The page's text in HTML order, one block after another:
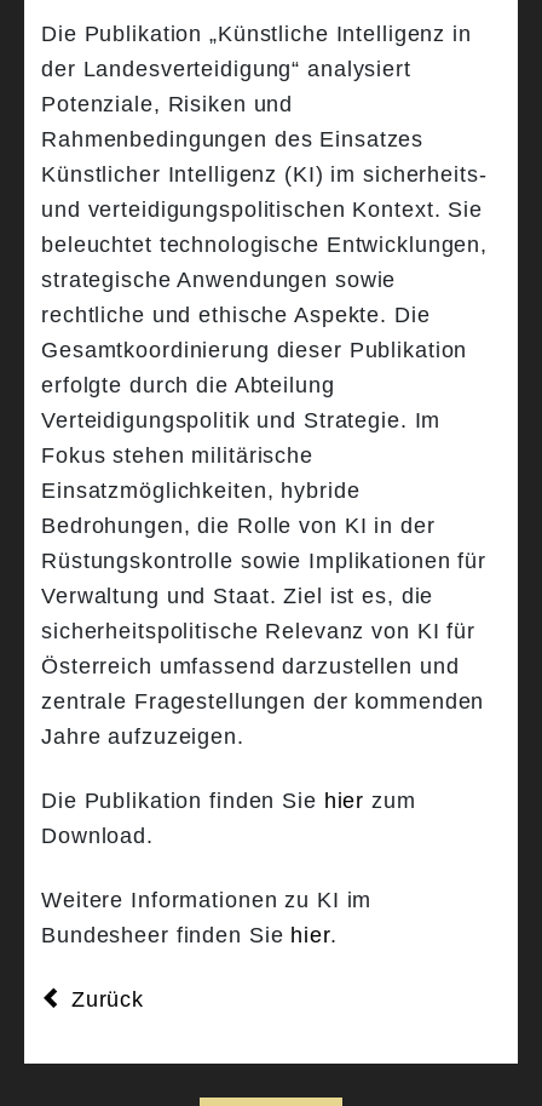
Die Publikation „Künstliche Intelligenz in
der Landesverteidigung“ analysiert
Potenziale, Risiken und
Rahmenbedingungen des Einsatzes
Künstlicher Intelligenz (KI) im sicherheits-
und verteidigungspolitischen Kontext. Sie
beleuchtet technologische Entwicklungen,
strategische Anwendungen sowie
rechtliche und ethische Aspekte. Die
Gesamtkoordinierung dieser Publikation
erfolgte durch die Abteilung
Verteidigungspolitik und Strategie. Im
Fokus stehen militärische
Einsatzmöglichkeiten, hybride
Bedrohungen, die Rolle von KI in der
Rüstungskontrolle sowie Implikationen für
Verwaltung und Staat. Ziel ist es, die
sicherheitspolitische Relevanz von KI für
Österreich umfassend darzustellen und
zentrale Fragestellungen der kommenden
Jahre aufzuzeigen.
Die Publikation finden Sie hier zum
Download.
Weitere Informationen zu KI im
Bundesheer finden Sie hier.
Zurück